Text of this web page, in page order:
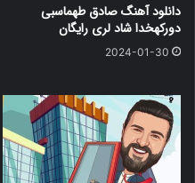
(10) فیلو یاریار با صدای حسن حاجی پور
فیلو یاریار
دانلود آهنگ صادق طهماسبی
دورکهخدا شاد لری رایگان
2024-01-30